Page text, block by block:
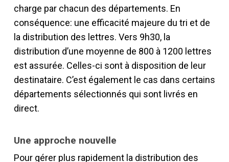
charge par chacun des départements. En
conséquence: une efficacité majeure du tri et de
la distribution des lettres. Vers 9h30, la
distribution d’une moyenne de 800 à 1200 lettres
est assurée. Celles-ci sont à disposition de leur
destinataire. C’est également le cas dans certains
départements sélectionnés qui sont livrés en
direct.
Une approche nouvelle
Pour gérer plus rapidement la distribu­tion des